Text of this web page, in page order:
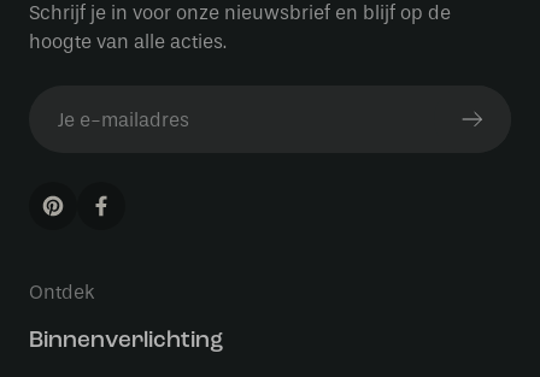
Schrijf je in voor onze nieuwsbrief en blijf op de
hoogte van alle acties.
Ontdek
Binnenverlichting